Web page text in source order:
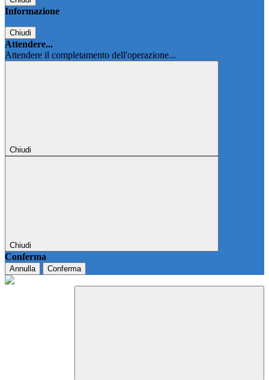
Informazione
Chiudi
Attendere...
Attendere il completamento dell'operazione...
Chiudi
Chiudi
Conferma
Annulla Conferma